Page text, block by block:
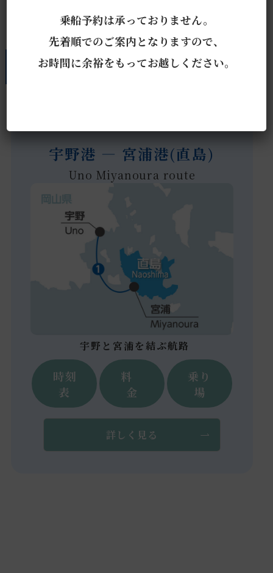
航路について
宇野港 ― 宮浦港(直島)
Uno Miyanoura route
宇野と宮浦を結ぶ航路
時刻
表
料
金
乗り
場
詳しく見る
乗船予約は承っておりません。
先着順でのご案内となりますので、
お時間に余裕をもってお越しください。